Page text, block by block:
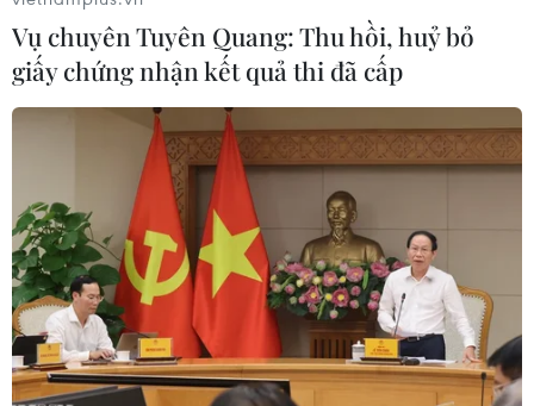
xây dựng một nhà máy sản xuất pin tại Mỹ.
Vụ chuyên Tuyên Quang: Thu hồi, huỷ bỏ
giấy chứng nhận kết quả thi đã cấp